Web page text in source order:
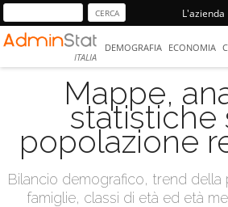
L'azienda
ITALIA
DEMOGRAFIA ECONOMIA
Mappe,
statistiche
popolazione
Bilancio demografico, trend
famiglie, classi di età ed età